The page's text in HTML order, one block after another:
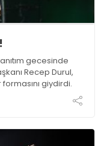
gecesinde
Recep Durul,
giydirdi.